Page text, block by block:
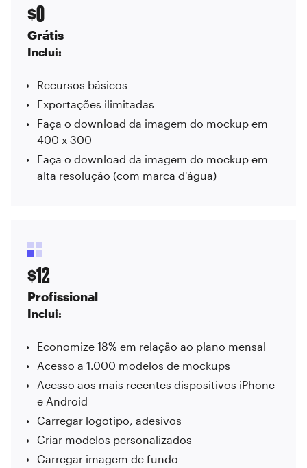
$0
Grátis
Inclui:
Recursos básicos
Exportações ilimitadas
Faça o download da imagem do mockup em
400 x 300
Faça o download da imagem do mockup em
alta resolução (com marca d'água)
$12
Profissional
Inclui:
Economize 18% em relação ao plano mensal
Acesso a 1.000 modelos de mockups
Acesso aos mais recentes dispositivos iPhone
e Android
Carregar logotipo, adesivos
Criar modelos personalizados
Carregar imagem de fundo